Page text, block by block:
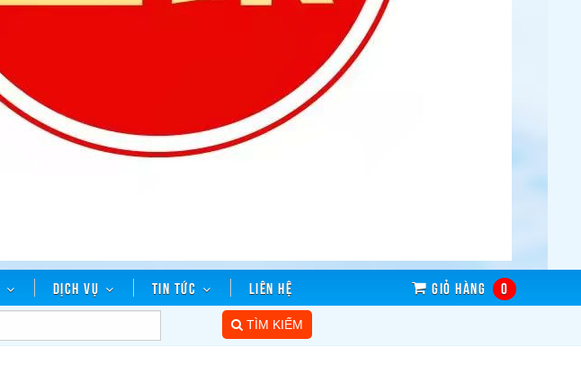
Dịch vụ Tin tức Liên hệ Giỏ hàng 0
TÌM KIẾM